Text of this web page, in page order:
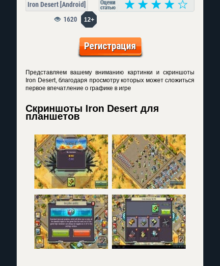
Iron Desert [Android]
12+
1620
Регистрация
Представляем вашему вниманию картинки и скриншоты
Iron Desert, благодаря просмотру которых может сложиться
первое впечатление о графике в игре
Скриншоты Iron Desert для
планшетов